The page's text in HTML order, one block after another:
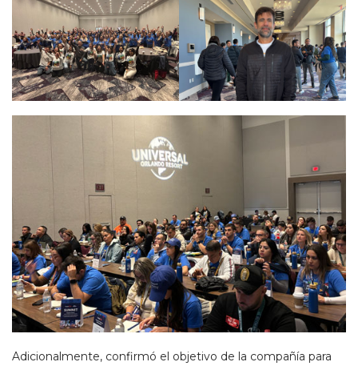
Adicionalmente, confirmó el objetivo de la compañía para